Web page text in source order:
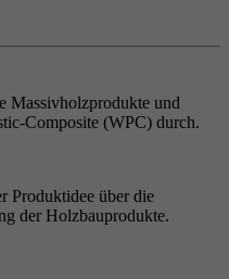
Massivholzprodukte und
Composite (WPC) durch.
Produktidee über die
der Holzbauprodukte.